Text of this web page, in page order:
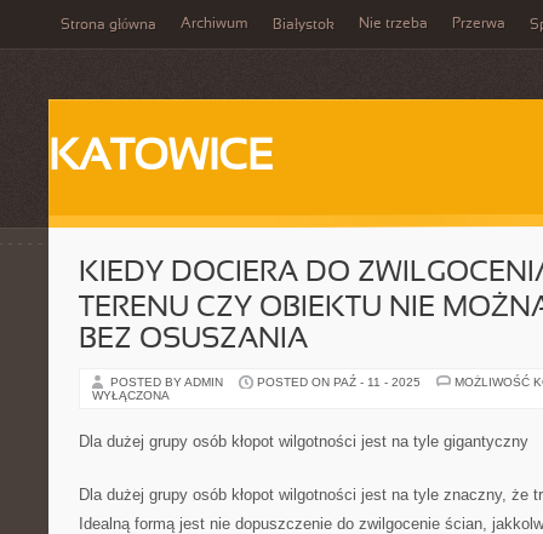
Strona główna Archiwum Białystok Nie trzeba Przerwa
KATOWICE
KIEDY DOCIERA DO
TERENU CZY OBIEKTU NIE
BEZ OSUSZANIA
POSTED BY ADMIN POSTED ON PAŹ - 11 - 2025
MOŻLIWOŚĆ
WYŁĄCZONA
Dla dużej grupy osób kłopot wilgotności jest na tyle gigantyczny
Dla dużej grupy osób kłopot wilgotności jest na tyle znaczny, że
Idealną formą jest nie dopuszczenie do zwilgocenie ścian,